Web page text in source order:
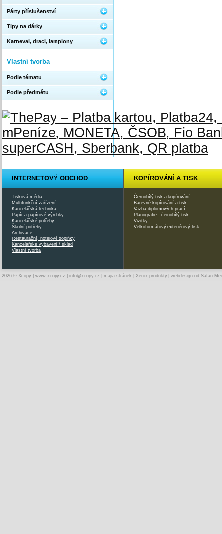
Párty příslušenství
Tipy na dárky
Karneval, draci, lampiony
Vlastní tvorba
Podle tématu
Podle předmětu
INTERNETOVÝ OBCHOD
Tisková média
Multifunkční zařízení
Kancelářská technika
Papír a papírové výrobky
Kancelářské potřeby
Školní potřeby
Archivace
Restaurační, hotelové doplňky
Kancelářské vybavení / sklad
Vlastní tvorba
KOPÍROVÁNÍ A TISK
Černobílý tisk a kopírování
Barevné kopírování a tisk
Vazba diplomových prací
Planografie - černobílý tisk
Vizitky
Velkoformátový exteriérový tisk
2026 © Xcopy | www.xcopy.cz info@xcopy.cz mapa stránek Xerox produkty | webdesign od Safari